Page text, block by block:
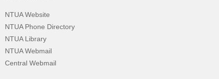
NTUA Website
NTUA Phone Directory
NTUA Library
NTUA Webmail
Central Webmail